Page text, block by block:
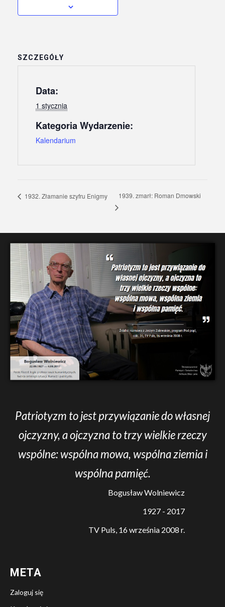
SZCZEGÓŁY
Data:
1 stycznia
Kategoria Wydarzenie:
Kalendarium
1932. Złamanie szyfru Enigmy 1939. zmarł: Roman Dmowski
Patriotyzm to jest przywiązanie do własnej
ojczyzny, a ojczyzna to trzy wielkie rzeczy
wspólne: wspólna mowa, wspólna ziemia i
wspólna pamięć.
Bogusław Wolniewicz
1927 - 2017
TV Puls, 16 września 2008 r.
META
Zaloguj się